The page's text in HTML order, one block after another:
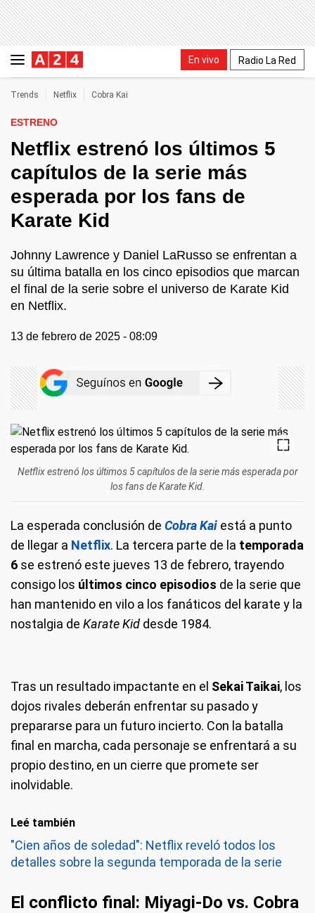
En vivo Radio La Red
Trends Netflix Cobra Kai
ESTRENO
Netflix estrenó los últimos 5
capítulos de la serie más
esperada por los fans de
Karate Kid
Johnny Lawrence y Daniel LaRusso se enfrentan a
su última batalla en los cinco episodios que marcan
el final de la serie sobre el universo de Karate Kid
en Netflix.
13 de febrero de 2025 - 08:09
Netflix estrenó los últimos 5 capítulos de la serie más esperada por
los fans de Karate Kid.
La esperada conclusión de Cobra Kai está a punto
de llegar a Netflix. La tercera parte de la temporada
6 se estrenó este jueves 13 de febrero, trayendo
consigo los últimos cinco episodios de la serie que
han mantenido en vilo a los fanáticos del karate y la
nostalgia de Karate Kid desde 1984.
Tras un resultado impactante en el Sekai Taikai, los
dojos rivales deberán enfrentar su pasado y
prepararse para un futuro incierto. Con la batalla
final en marcha, cada personaje se enfrentará a su
propio destino, en un cierre que promete ser
inolvidable.
Leé también
"Cien años de soledad": Netflix reveló todos los
detalles sobre la segunda temporada de la serie
El conflicto final: Miyagi-Do vs. Cobra